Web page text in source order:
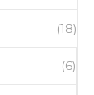
(18)
(6)